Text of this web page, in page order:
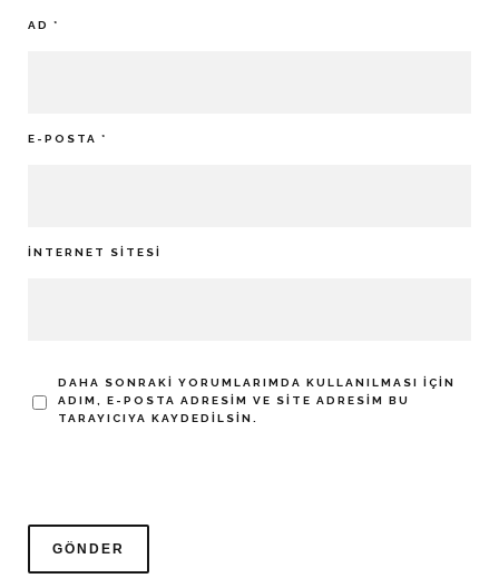
AD *
E-POSTA *
İNTERNET SITESI
DAHA SONRAKI YORUMLARIMDA KULLANILMASI IÇIN
ADIM, E-POSTA ADRESIM VE SITE ADRESIM BU
TARAYICIYA KAYDEDILSIN.